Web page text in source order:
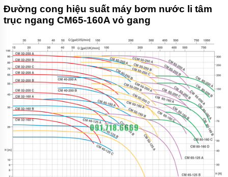
Đường cong hiệu suất máy bơm nước li tâm
trục ngang CM65-160A vỏ gang